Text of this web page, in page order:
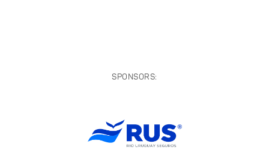
SPONSORS: